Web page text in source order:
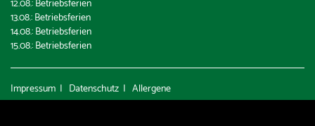
12.08.: Betriebsferien
13.08.: Betriebsferien
14.08.: Betriebsferien
15.08.: Betriebsferien
Impressum | Datenschutz | Allergene